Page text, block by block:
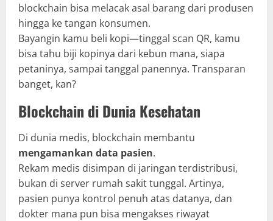
blockchain bisa melacak asal barang dari produsen
hingga ke tangan konsumen.
Bayangin kamu beli kopi—tinggal scan QR, kamu
bisa tahu biji kopinya dari kebun mana, siapa
petaninya, sampai tanggal panennya. Transparan
banget, kan?
Blockchain di Dunia Kesehatan
Di dunia medis, blockchain membantu
mengamankan data pasien.
Rekam medis disimpan di jaringan terdistribusi,
bukan di server rumah sakit tunggal. Artinya,
pasien punya kontrol penuh atas datanya, dan
dokter mana pun bisa mengakses riwayat